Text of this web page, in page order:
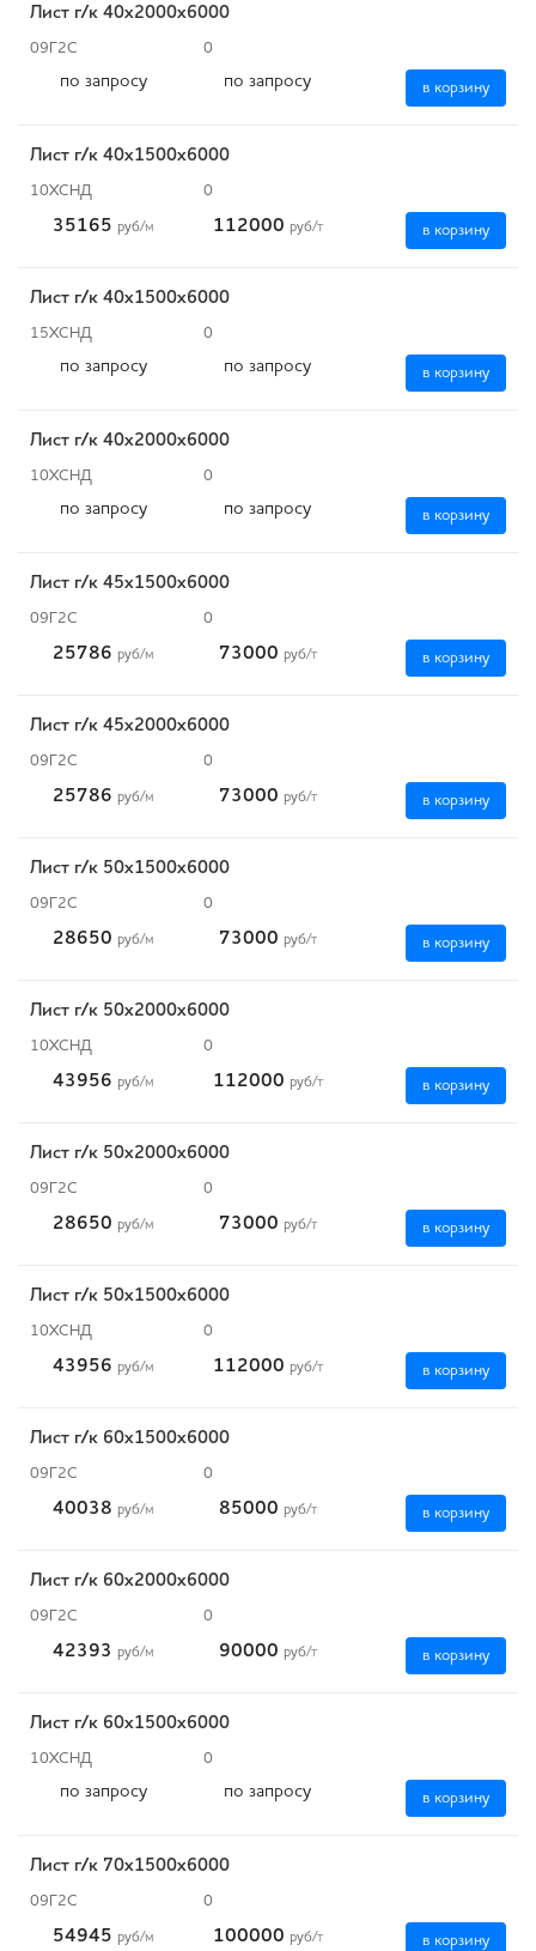
Лист г/к 40х2000х6000
09Г2С 0
по запросу по запросу в корзину
Лист г/к 40х1500х6000
10ХСНД 0
35165 руб/м 112000 руб/т в корзину
Лист г/к 40х1500х6000
15ХСНД 0
по запросу по запросу в корзину
Лист г/к 40х2000х6000
10ХСНД 0
по запросу по запросу в корзину
Лист г/к 45х1500х6000
09Г2С 0
25786 руб/м 73000 руб/т в корзину
Лист г/к 45х2000х6000
09Г2С 0
25786 руб/м 73000 руб/т в корзину
Лист г/к 50х1500х6000
09Г2С 0
28650 руб/м 73000 руб/т в корзину
Лист г/к 50х2000х6000
10ХСНД 0
43956 руб/м 112000 руб/т в корзину
Лист г/к 50х2000х6000
09Г2С 0
28650 руб/м 73000 руб/т в корзину
Лист г/к 50х1500х6000
10ХСНД 0
43956 руб/м 112000 руб/т в корзину
Лист г/к 60х1500х6000
09Г2С 0
40038 руб/м 85000 руб/т в корзину
Лист г/к 60х2000х6000
09Г2С 0
42393 руб/м 90000 руб/т в корзину
Лист г/к 60х1500х6000
10ХСНД 0
по запросу по запросу в корзину
Лист г/к 70х1500х6000
09Г2С 0
54945 руб/м 100000 руб/т в корзину